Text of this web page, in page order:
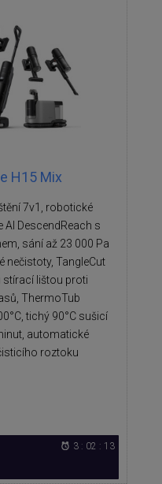
H15 Mix
7v1, robotické
AI DescendReach s
sání až 23 000 Pa
nečistoty, TangleCut
stírací lištou proti
ThermoTub
tichý 90°C sušicí
automatické
roztoku
3 : 02 : 12